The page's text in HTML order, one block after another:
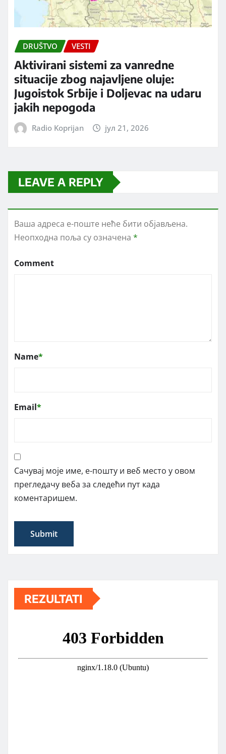
DRUŠTVO VESTI
Aktivirani sistemi za vanredne
situacije zbog najavljene oluje:
Jugoistok Srbije i Doljevac na udaru
jakih nepogoda
Radio Koprijan јул 21, 2026
LEAVE A REPLY
Ваша адреса е-поште неће бити објављена.
Неопходна поља су означена *
Comment
Name*
Email*
Сачувај моје име, е-пошту и веб место у овом
прегледачу веба за следећи пут када
коментаришем.
REZULTATI